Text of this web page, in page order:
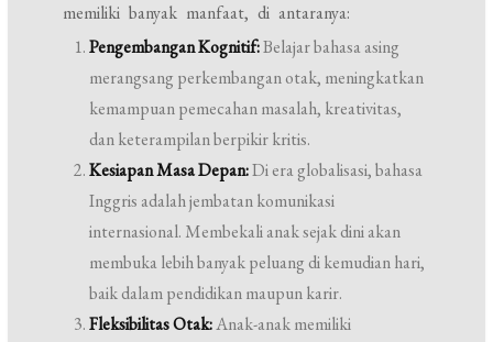
memiliki banyak manfaat, di antaranya:
Pengembangan Kognitif:Belajar bahasa asing
merangsang perkembangan otak, meningkatkan
kemampuan pemecahan masalah, kreativitas,
dan keterampilan berpikir kritis.
Kesiapan Masa Depan:Di era globalisasi, bahasa
Inggris adalah jembatan komunikasi
internasional. Membekali anak sejak dini akan
membuka lebih banyak peluang di kemudian hari,
baik dalam pendidikan maupun karir.
Fleksibilitas Otak:Anak-anak memiliki